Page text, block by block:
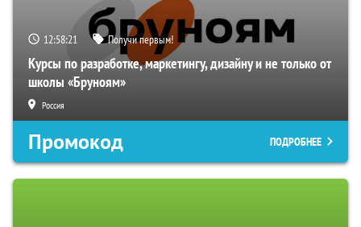
12:58:20 Получи первым!
Курсы по разработке, маркетингу, дизайну и не только от
школы «Бруноям»
Россия
Промокод ПОДРОБНЕЕ